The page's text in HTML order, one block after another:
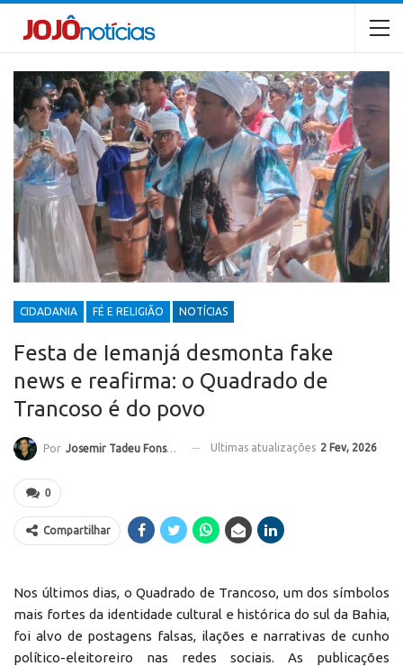
CIDADANIA FÉ E RELIGIÃO NOTÍCIAS
Festa de Iemanjá desmonta fake
news e reafirma: o Quadrado de
Trancoso é do povo
Por Josemir Tadeu Fonseca Ultimas atualizações 2 Fev, 2026
0
Compartilhar
Nos últimos dias, o Quadrado de Trancoso, um dos símbolos
mais fortes da identidade cultural e histórica do sul da Bahia,
foi alvo de postagens falsas, ilações e narrativas de cunho
político-eleitoreiro nas redes sociais. As publicações